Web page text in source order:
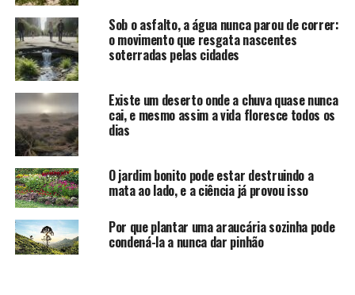
Sob o asfalto, a água nunca parou de correr:
o movimento que resgata nascentes
soterradas pelas cidades
Existe um deserto onde a chuva quase nunca
cai, e mesmo assim a vida floresce todos os
dias
O jardim bonito pode estar destruindo a
mata ao lado, e a ciência já provou isso
Por que plantar uma araucária sozinha pode
condená-la a nunca dar pinhão